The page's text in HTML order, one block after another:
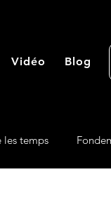
Vidéo Blog
les temps